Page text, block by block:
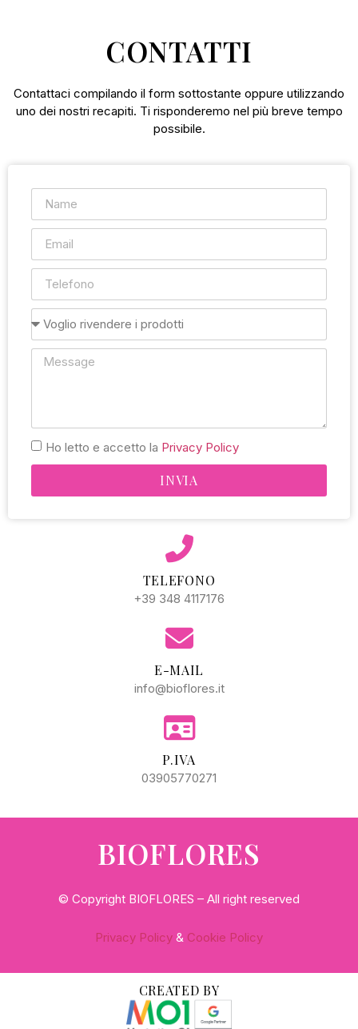
CONTATTI
Contattaci compilando il form sottostante oppure utilizzando
uno dei nostri recapiti. Ti risponderemo nel più breve tempo
possibile.
Ho letto e accetto la Privacy Policy
INVIA
TELEFONO
+39 348 4117176
E-MAIL
info@bioflores.it
P.IVA
03905770271
BIOFLORES
© Copyright BIOFLORES – All right reserved
Privacy Policy & Cookie Policy
CREATED BY